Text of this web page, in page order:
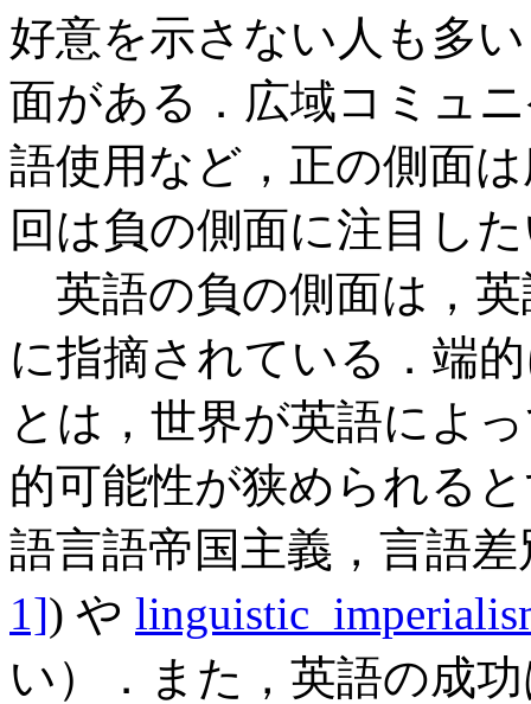
好意を示さない人も多
面がある．広域コミュ
語使用など，正の側面
回は負の側面に注目し
英語の負の側面は，英
に指摘されている．端
とは，世界が英語によ
的可能性が狭められる
語言語帝国主義，言語
1]) や
い）．また，英語の成